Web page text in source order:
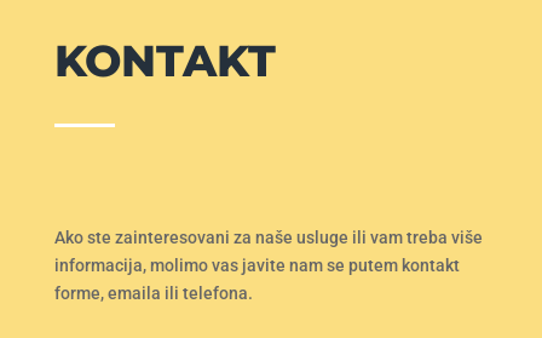
KONTAKT
Ako ste zainteresovani za naše usluge ili vam treba više
informacija, molimo vas javite nam se putem kontakt
forme, emaila ili telefona.